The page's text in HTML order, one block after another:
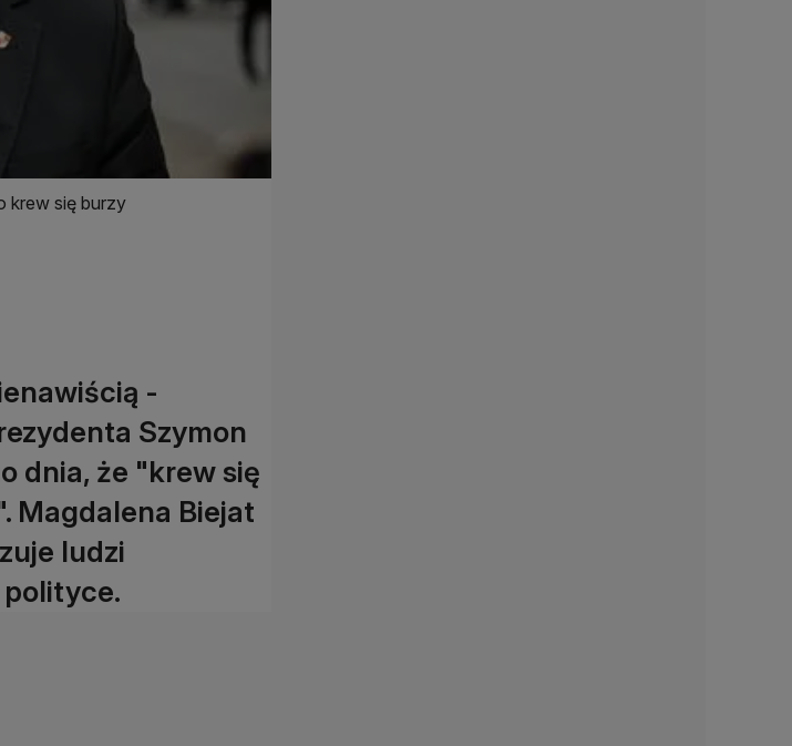
krew się burzy
-
Szymon
dnia, że "krew się
Magdalena Biejat
ludzi
polityce.